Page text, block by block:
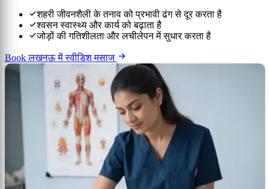
शहरी जीवनशैली के तनाव को प्रभावी ढंग से दूर करता है
श्वसन स्वास्थ्य और कार्य को बढ़ाता है
जोड़ों की गतिशीलता और लचीलेपन में सुधार करता है
Book लखनऊ में स्वीडिश मसाज